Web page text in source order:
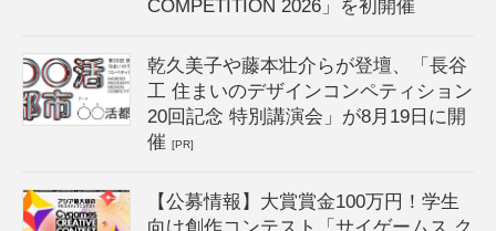
COMPETITION 2026」を初開催
乾久美子や藤本壮介らが登壇、「長谷
工 住まいのデザインコンペティション
20回記念 特別講演会」が8月19日に開
催[PR]
【公募情報】大賞賞金100万円！学生